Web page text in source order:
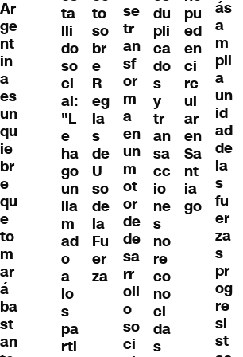
Ar
ge
nt
in
a
es
un
qu
ie
br
e
qu
e
to
m
ar
á
ba
st
an
ta
lli
do
so
ci
al:
"L
e
ha
go
un
lla
m
ad
o
a
lo
s
pa
rti
to
so
br
e
R
eg
la
s
de
U
so
de
la
Fu
er
za
se
tr
an
sf
or
m
a
en
un
m
ot
or
de
de
sa
rr
oll
o
so
ci
du
pli
ca
do
s
y
tr
an
sa
cc
io
ne
s
no
re
co
no
ci
da
s
pu
ed
en
ci
rc
ul
ar
en
Sa
nt
ia
go
ás
a
m
pli
a
un
id
ad
de
la
s
fu
er
za
s
pr
og
re
si
st